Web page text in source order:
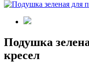
Подушка
кресел